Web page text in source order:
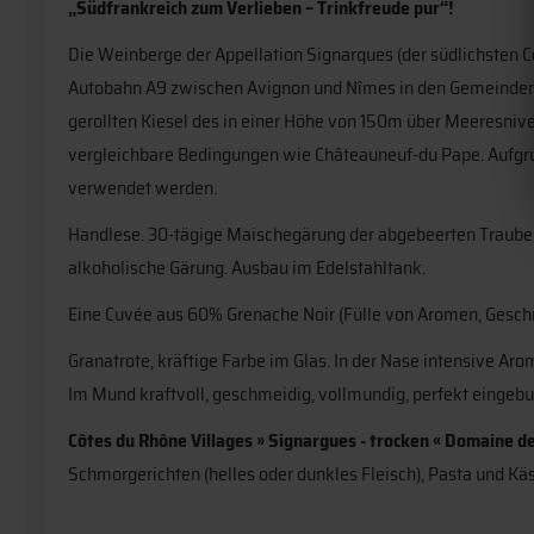
„Südfrankreich zum Verlieben – Trinkfreude pur“!
Die Weinberge der Appellation Signarques (der südlichsten
Autobahn A9 zwischen Avignon und Nîmes in den
gerollten Kiesel des in einer Höhe von 150m über
vergleichbare Bedingungen wie Châteauneuf-du Pape.
verwendet werden.
Handlese. 30-tägige Maischegärung der abgebeerten
alkoholische Gärung. Ausbau im Edelstahltank.
Eine Cuvée aus 60% Grenache Noir (Fülle von Aromen,
Granatrote, kräftige Farbe im Glas. In der Nase intensive
Im Mund kraftvoll, geschmeidig, vollmundig, perfekt
Côtes du Rhône Villages » Signargues - trocken « Domaine
Schmorgerichten (helles oder dunkles Fleisch), Pasta und